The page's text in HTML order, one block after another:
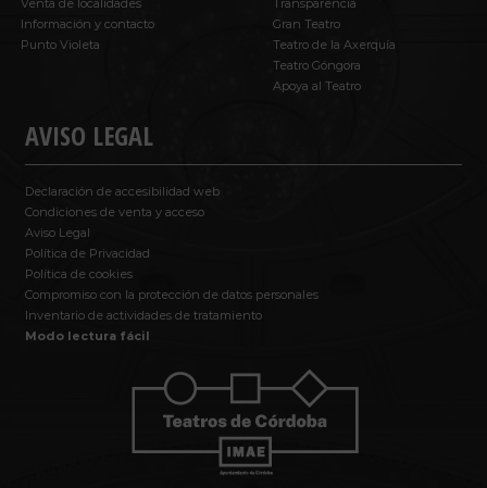
Venta de localidades
Información y contacto
Punto Violeta
AVISO LEGAL
Declaración de accesibilidad web
Condiciones de venta y acceso
Aviso Legal
Política de Privacidad
Política de cookies
Compromiso con la protección de datos personales
Inventario de actividades de tratamiento
Modo lectura fácil
Transparencia
Gran Teatro
Teatro de la Axerquía
Teatro Góngora
Apoya al Teatro